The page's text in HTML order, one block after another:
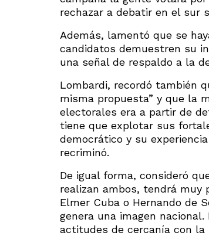
rechazar a debatir en el sur
Además, lamentó que se
candidatos demuestren su
una señal de respaldo a la
Lombardi, recordó también
misma propuesta” y que la
electorales era a partir de
tiene que explotar sus
democrático y su
recriminó.
De igual forma, consideró
realizan ambos, tendrá muy
Elmer Cuba o Hernando de
genera una imagen
actitudes de cercanía con la